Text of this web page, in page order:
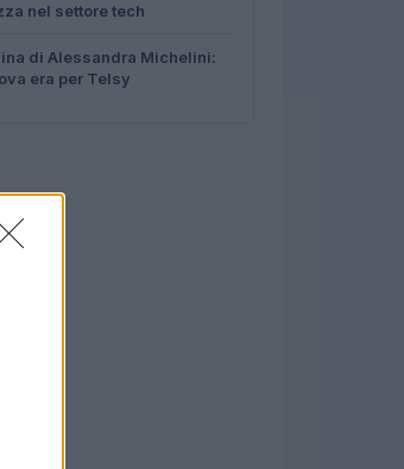
nel settore tech
di Alessandra Michelini:
era per Telsy